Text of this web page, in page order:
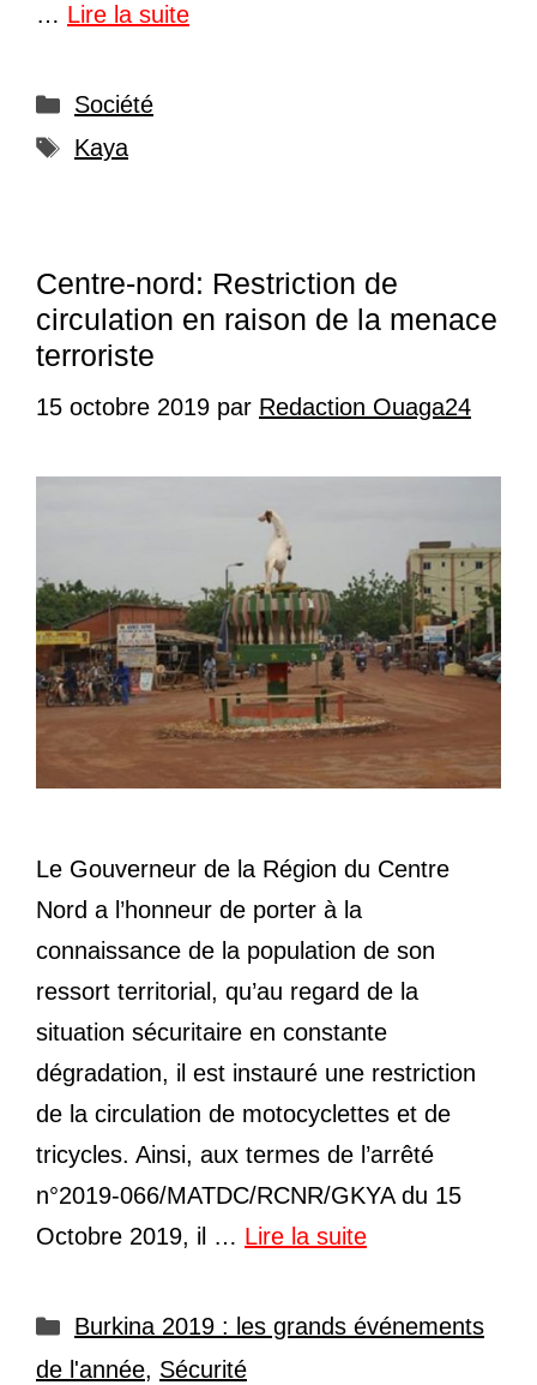
… Lire la suite
Catégories
Société
Étiquettes
Kaya
Centre-nord: Restriction de
circulation en raison de la menace
terroriste
15 octobre 2019 par Redaction Ouaga24
Le Gouverneur de la Région du Centre
Nord a l’honneur de porter à la
connaissance de la population de son
ressort territorial, qu’au regard de la
situation sécuritaire en constante
dégradation, il est instauré une restriction
de la circulation de motocyclettes et de
tricycles. Ainsi, aux termes de l’arrêté
n°2019-066/MATDC/RCNR/GKYA du 15
Octobre 2019, il … Lire la suite
Catégories
Burkina 2019 : les grands événements
de l'année, Sécurité